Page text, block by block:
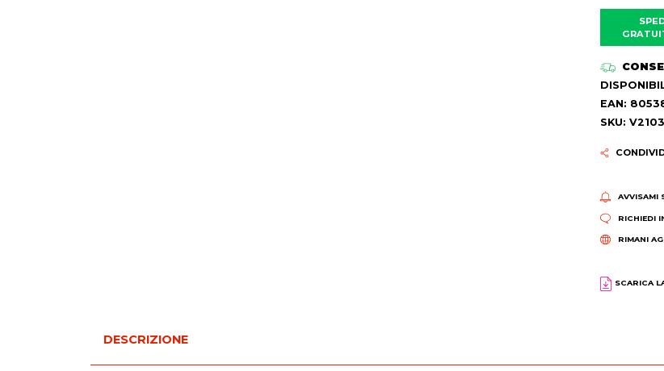
EAN:
SKU:
AVVISAMI
RICHIEDI
RIMANI
SCARICA
DESCRIZIONE